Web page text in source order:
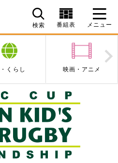
検索 番組表 メニュー
くらし 映画・アニメ